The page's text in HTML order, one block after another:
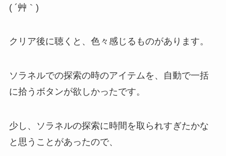
( ´艸｀)
クリア後に聴くと、色々感じるものがあります。
ソラネルでの探索の時のアイテムを、自動で一括
に拾うボタンが欲しかったです。
少し、ソラネルの探索に時間を取られすぎたかな
と思うことがあったので、